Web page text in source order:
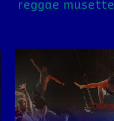
reggae musette